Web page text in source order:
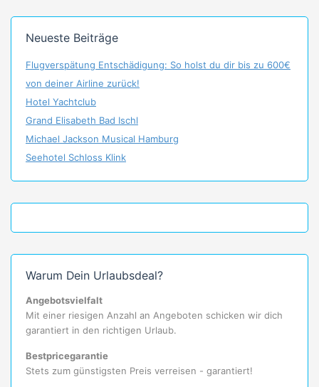
Neueste Beiträge
Flugverspätung Entschädigung: So holst du dir bis zu 600€
von deiner Airline zurück!
Hotel Yachtclub
Grand Elisabeth Bad Ischl
Michael Jackson Musical Hamburg
Seehotel Schloss Klink
Warum Dein Urlaubsdeal?
Angebotsvielfalt
Mit einer riesigen Anzahl an Angeboten schicken wir dich
garantiert in den richtigen Urlaub.
Bestpricegarantie
Stets zum günstigsten Preis verreisen - garantiert!